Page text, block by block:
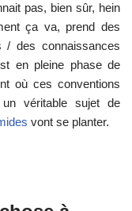
pas, bien sûr, hein
ça va, prend des
/ des connaissances
en pleine phase de
où ces conventions
véritable sujet de
vont se planter.